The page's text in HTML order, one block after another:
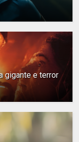
gigante e terror